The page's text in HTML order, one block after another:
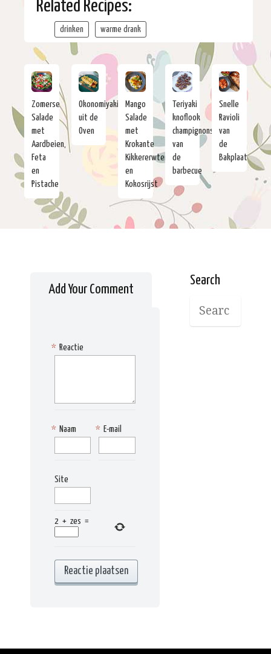
Related Recipes:
drinken warme drank
Zomerse
Salade
met
Aardbeien,
Feta
en
Pistache
Okonomiyaki
uit de
Oven
Mango
Salade
met
Krokante
Kikkererwten
en
Kokosrijst
Teriyaki
knoflook
champignons
van
de
barbecue
Snelle
Ravioli
van
de
Bakplaat
Add Your Comment
Reactie
*
Naam
* E-mail
*
Site
2 + zes =
Search